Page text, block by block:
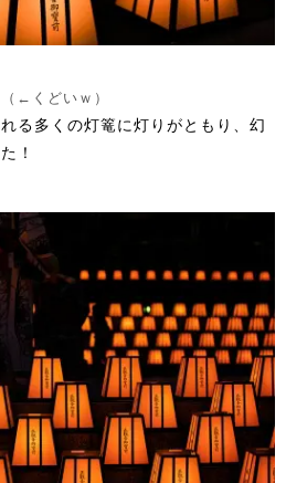
（←くどいｗ）
る多くの灯篭に灯りがともり、幻
！